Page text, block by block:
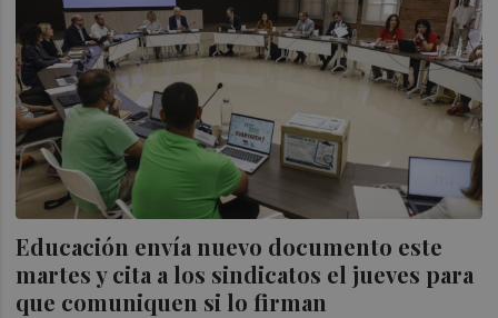
Educación envía nuevo documento este
martes y cita a los sindicatos el jueves para
que comuniquen si lo firman